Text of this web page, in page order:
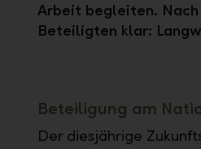
Arbeit begleiten.
Beteiligten klar:
Beteiligung am
Der diesjährige